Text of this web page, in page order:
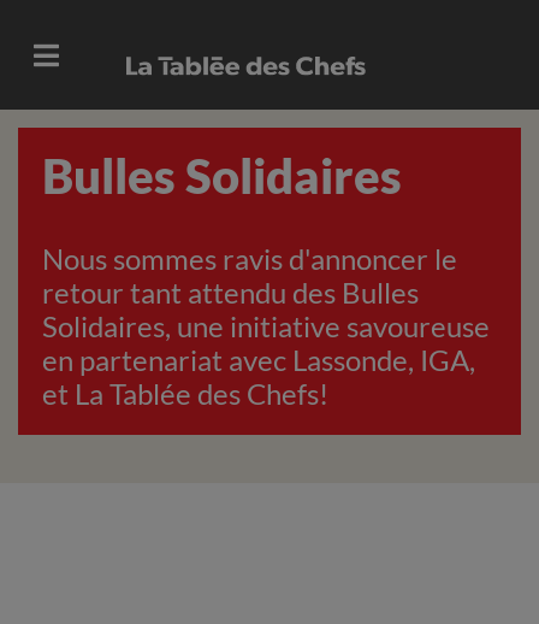
Bulles Solidaires
Nous sommes ravis d'annoncer le
retour tant attendu des Bulles
Solidaires, une initiative savoureuse
en partenariat avec Lassonde, IGA,
et La Tablée des Chefs!